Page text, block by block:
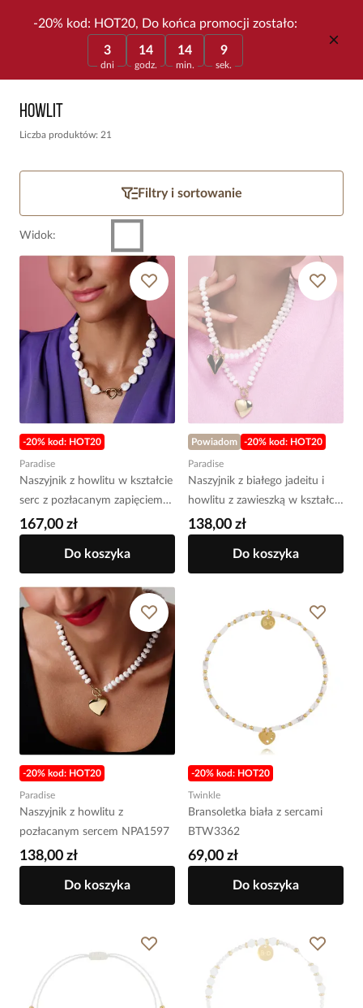
-20% kod: HOT20, Do końca promocji zostało:
3
dni
14
godz.
14
min.
9
sek.
Howlit
Liczba produktów: 21
Filtry i sortowanie
Widok:
-20% kod: HOT20
Paradise
Naszyjnik z howlitu w kształcie
serc z pozłacanym zapięciem
NPA1601
167,00 zł
Do koszyka
Powiadom -20% kod: HOT20
Paradise
Naszyjnik z białego jadeitu i
howlitu z zawieszką w kształcie
serca NPA1599
138,00 zł
Do koszyka
-20% kod: HOT20
Paradise
Naszyjnik z howlitu z
pozłacanym sercem NPA1597
138,00 zł
Do koszyka
-20% kod: HOT20
Twinkle
Bransoletka biała z sercami
BTW3362
69,00 zł
Do koszyka